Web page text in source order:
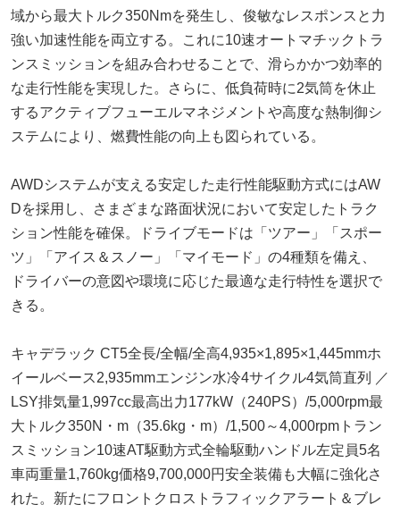
域から最大トルク350Nmを発生し、俊敏なレスポンスと力
強い加速性能を両立する。これに10速オートマチックトラ
ンスミッションを組み合わせることで、滑らかかつ効率的
な走行性能を実現した。さらに、低負荷時に2気筒を休止
するアクティブフューエルマネジメントや高度な熱制御シ
ステムにより、燃費性能の向上も図られている。
AWDシステムが支える安定した走行性能駆動方式にはAW
Dを採用し、さまざまな路面状況において安定したトラク
ション性能を確保。ドライブモードは「ツアー」「スポー
ツ」「アイス＆スノー」「マイモード」の4種類を備え、
ドライバーの意図や環境に応じた最適な走行特性を選択で
きる。
キャデラック CT5全長/全幅/全高4,935×1,895×1,445mmホ
イールベース2,935mmエンジン水冷4サイクル4気筒直列 ／
LSY排気量1,997cc最高出力177kW（240PS）/5,000rpm最
大トルク350N・m（35.6kg・m）/1,500～4,000rpmトラン
スミッション10速AT駆動方式全輪駆動ハンドル左定員5名
車両重量1,760kg価格9,700,000円安全装備も大幅に強化さ
れた。新たにフロントクロストラフィックアラート＆ブレ